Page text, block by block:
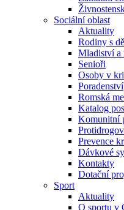
Sociální oblast
Aktuality
Rodiny s
Mladiství a
Senioři
Osoby v
Poradenství
Romská
Katalog
Komunitní
Prevence
Dávkové
Kontakty
Dotační
Sport
Aktuality
O sportu v